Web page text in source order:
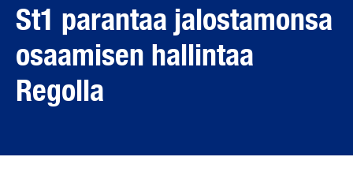
St1 parantaa jalostamonsa
osaamisen hallintaa
Regolla